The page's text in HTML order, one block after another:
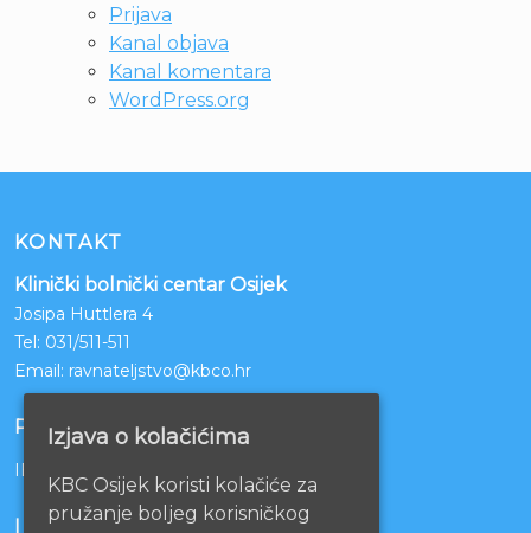
Prijava
Kanal objava
Kanal komentara
WordPress.org
KONTAKT
Klinički bolnički centar Osijek
Josipa Huttlera 4
Tel: 031/511-511
Email: ravnateljstvo@kbco.hr
POSLOVNI RAČUNI
IBAN: HR1210010051863000160
INFORMACIJE
Izjava o kolačićima
KBC Osijek koristi kolačiće za
pružanje boljeg korisničkog